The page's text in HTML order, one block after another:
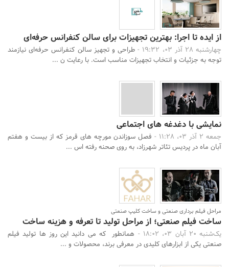
از ایده تا اجرا: بهترین تجهیزات برای سالن کنفرانس حرفه‌ای
چهارشنبه 28 آذر 03، 19:32 -
طراحی و تجهیز سالن کنفرانس حرفه‌ای نیازمند
توجه به جزئیات و انتخاب تجهیزات مناسب است. با رعایت ن ...
نمایشی با دغدغه های اجتماعی
جمعه 2 آذر 03، 11:28 -
فصل سوزاندن مورچه های قرمز که از بیست و هفتم
آبان ماه در پردیس تئاتر شهرزاد، به روی صحنه رفته اس ...
مراحل فیلم برداری صنعتی و ساخت کلیپ صنعتی
ساخت فیلم صنعتی؛ از مراحل تولید تا تعرفه و هزینه ساخت
یک‌شنبه 20 آبان 03، 18:02 -
همانطور که می دانید این روز ها تولید فیلم
صنعتی یکی از ابزارهای کلیدی در معرفی برند، محصولات و ...